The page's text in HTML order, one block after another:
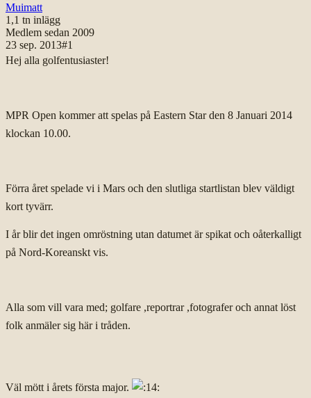
Muimatt
1,1 tn inlägg
Medlem sedan 2009
23 sep. 2013#1
Hej alla golfentusiaster!
MPR Open kommer att spelas på Eastern Star den 8 Januari 2014
klockan 10.00.
Förra året spelade vi i Mars och den slutliga startlistan blev väldigt
kort tyvärr.
I år blir det ingen omröstning utan datumet är spikat och oåterkalligt
på Nord-Koreanskt vis.
Alla som vill vara med; golfare ,reportrar ,fotografer och annat löst
folk anmäler sig här i tråden.
Väl mött i årets första major.